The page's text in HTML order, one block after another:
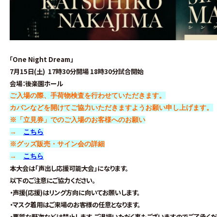
「One Night Dream 」
7月15日(土) 17時30分開場 18時30分試合開始
会場：後楽園ホール
ご入場の際、手荷物検査を行わせていただきます。
カバンなどを開けてご協力いただきますようお願い申し上げます。
※「立見券」でのご入場のお客様へのお願い
→ こちら
※グッズ販売・サイン会の詳細
→ こちら
本大会は｢声出し応援可能大会｣になります。
以下のご注意にご協力ください。
・声援(応援)はリング方向に向いてお願いします。
・マスク着用はご来場のお客様の任意となります。